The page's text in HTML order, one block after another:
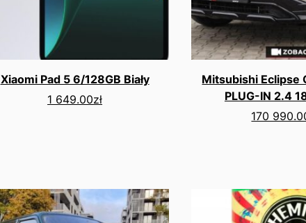
Xiaomi Pad 5 6/128GB Biały
1 649.00zł
Mitsubishi Eclipse
PLUG-IN 2.4
170